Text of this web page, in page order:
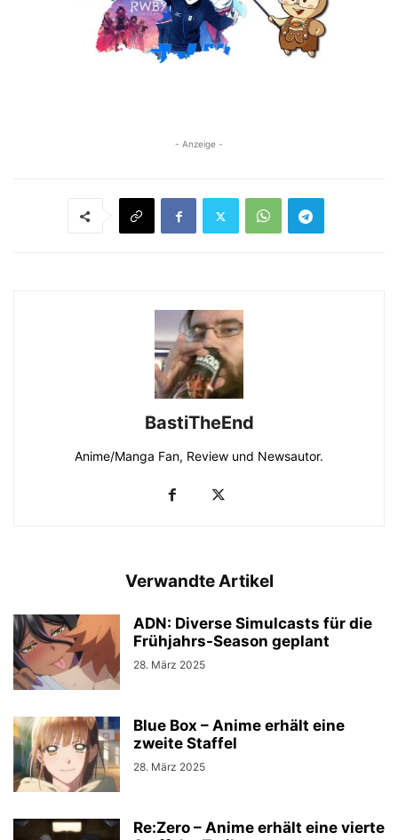
- Anzeige -
BastiTheEnd
Anime/Manga Fan, Review und Newsautor.
Verwandte Artikel
ADN: Diverse Simulcasts für die
Frühjahrs-Season geplant
28. März 2025
Blue Box – Anime erhält eine
zweite Staffel
28. März 2025
Re:Zero – Anime erhält eine vierte